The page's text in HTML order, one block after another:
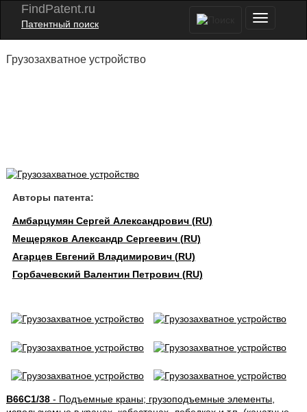
FindPatent.ru
Патентный поиск
Грузозахватное устройство
Авторы патента:
Амбарцумян Сергей Александрович (RU)
Мещеряков Александр Сергеевич (RU)
Агарцев Евгений Владимирович (RU)
Горбачевский Валентин Петрович (RU)
B66C1/38- Подъемные краны; грузоподъемные элементы,